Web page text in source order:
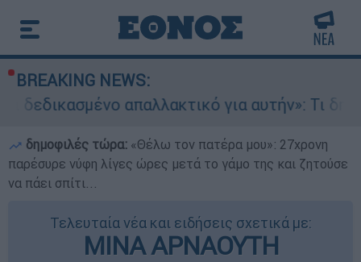
BREAKING NEWS:
απαλλακτικό για αυτήν»: Τι δηλώνει στο
δημοφιλές τώρα: «Θέλω τον πατέρα μου»: 27χρονη
παρέσυρε νύφη λίγες ώρες μετά το γάμο της και ζητούσε
να πάει σπίτι...
Τελευταία νέα και ειδήσεις σχετικά με:
ΜΙΝΑ ΑΡΝΑΟΥΤΗ